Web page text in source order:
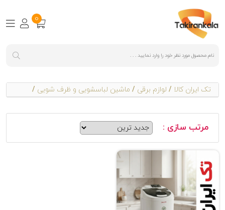
0
تک ایران کالا / لوازم برقی / ماشین لباسشویی و ظرف شویی /
مرتب سازی :